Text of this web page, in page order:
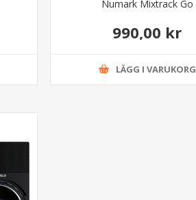
Numark Mixtrack Go
990,00 kr
LÄGG I VARUKORG